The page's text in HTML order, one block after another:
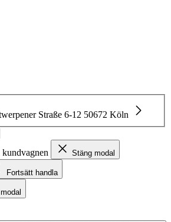
Straße 6-12 50672 Köln
Stäng modal
Fortsätt handla